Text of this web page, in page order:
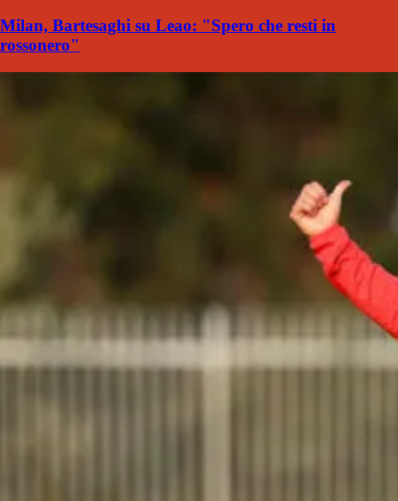
Milan, Bartesaghi su Leao: "Spero che resti in
rossonero"